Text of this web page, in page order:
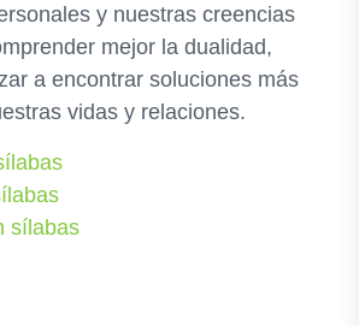
y nuestras creencias
mejor la dualidad,
a encontrar soluciones más
vidas y relaciones.
sílabas